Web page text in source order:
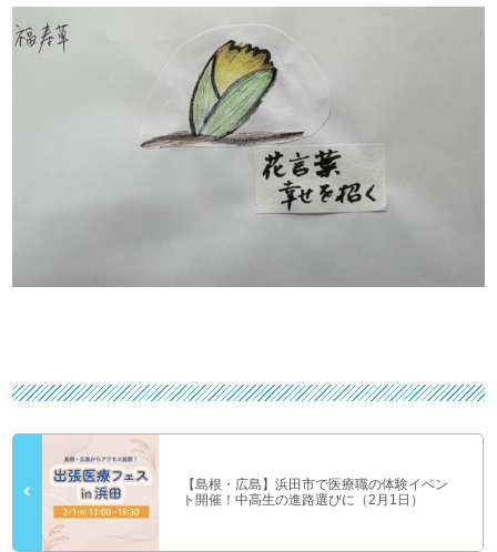
【島根・広島】浜田市で医療職の体験イベン
ト開催！中高生の進路選びに（2月1日）